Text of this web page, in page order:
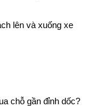
lên và xuống xe
chỗ gần đỉnh dốc?